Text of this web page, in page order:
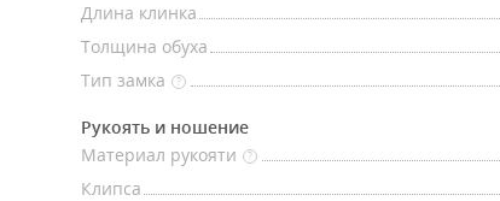
Длина клинка
Толщина обуха
Тип замка
?
Рукоять и ношение
Материал рукояти
?
Клипса